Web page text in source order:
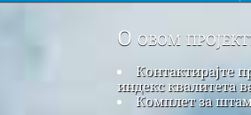
О овом
Контактирајте
индекс квалитета
Комплет за